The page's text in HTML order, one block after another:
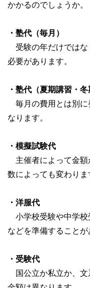
かかるのでしょうか。
・塾代（毎月）
受験の年だけではな
必要があります。
・塾代（夏期講習・
毎月の費用とは別に
なります。
・模擬試験代
主催者によって金額
数によっても変わりま
・洋服代
小学校受験や中学校
などを準備することが
・受験代
国公立か私立か、文